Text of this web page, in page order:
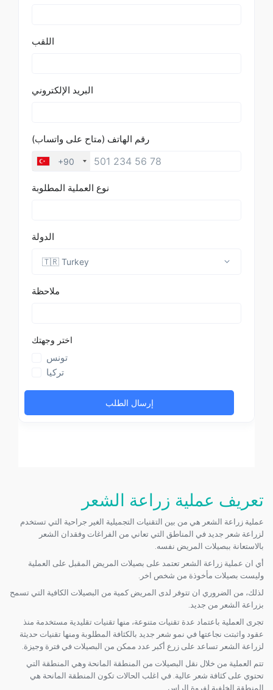
تعريف عملية زراعة الشعر
عملية زراعة الشعر هي من بين التقنيات التجميلية الغير جراحية التي تستخدم
لزراعة شعر جديد في المناطق التي تعاني من الفراغات وفقدان الشعر
بالاستعانة ببصيلات المريض نفسه.
أي ان عملية زراعة الشعر تعتمد على بصيلات المريض المقبل على العملية
وليست بصيلات مأخوذة من شخص اخر.
لذلك، من الضروري ان تتوفر لدى المريض كمية من البصيلات الكافية التي تسمح
بزراعة الشعر من جديد.
تجرى العملية باعتماد عدة تقنيات متنوعة، منها تقنيات تقليدية مستخدمة منذ
عقود واثبتت نجاعتها في نمو شعر جديد بالكثافة المطلوبة ومنها تقنيات حديثة
لزراعة الشعر تساعد على زرع أكبر عدد ممكن من البصيلات في فترة وجيزة.
تتم العملية من خلال نقل البصيلات من المنطقة المانحة وهي المنطقة التي
تحتوي على كثافة شعر عالية. في اغلب الحالات تكون المنطقة المانحة هي
المنطقة الخلفية لفروة الراس.